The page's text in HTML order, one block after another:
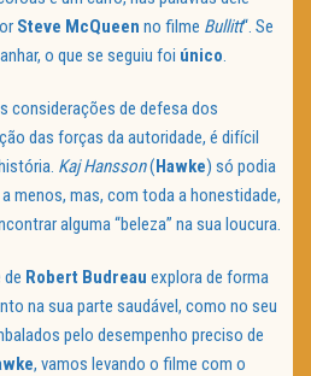
Steve McQueen no filme Bullitt“. Se
o que se seguiu foi único.
considerações de defesa dos
das forças da autoridade, é difícil
Kaj Hansson(Hawke) só podia
menos, mas, com toda a honestidade,
alguma “beleza” na sua loucura.
Robert Budreau explora de forma
na sua parte saudável, como no seu
pelo desempenho preciso de
, vamos levando o filme com o